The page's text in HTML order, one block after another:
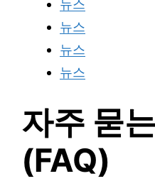
뉴스
뉴스
뉴스
뉴스
자주 묻
(FAQ)